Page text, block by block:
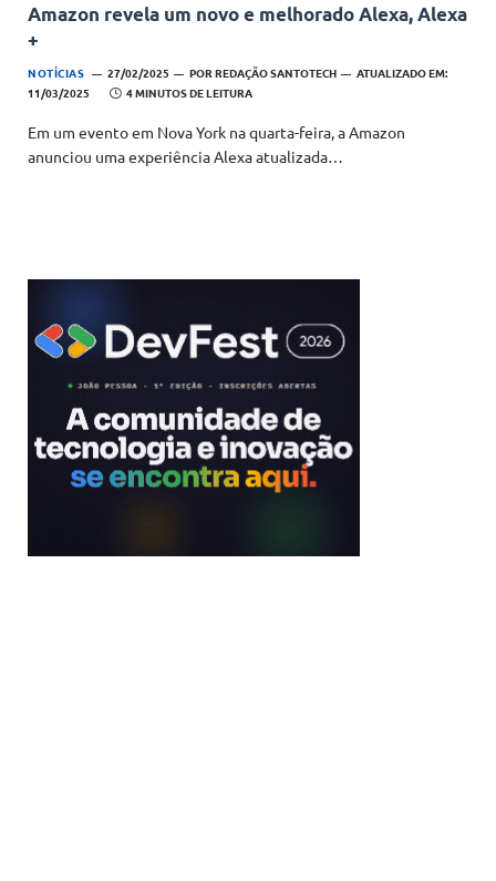
Amazon revela um novo e melhorado Alexa, Alexa
+
NOTÍCIAS 27/02/2025 POR REDAÇÃO SANTOTECH
ATUALIZADO EM:
11/03/2025
4 MINUTOS DE LEITURA
Em um evento em Nova York na quarta-feira, a Amazon
anunciou uma experiência Alexa atualizada…